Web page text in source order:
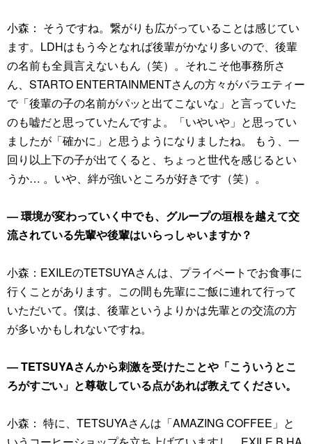
小森： そうですね。繋がりも広がっていることは感じてい
ます。LDHはもう今となれば後輩がかなり多いので、後輩
の名前も全員言えないもん（笑）。それこそ他事務所さ
ん、STARTO ENTERTAINMENTさんの方々がバラエティー
で「後輩の子の名前がパッと出てこないな」と言っていた
のも嘘だと思っていたんですよ。「いやいや」と思ってい
ましたが「確かに」と思うようになりましたね。 もう、一
回り以上下の子が出てくると、ちょっと世代を感じるとい
うか… 。いや、絆が強いところが好きです（笑）。
― 環境が変わっていく中でも、グループの垣根を越えて交
流されている先輩や後輩はいらっしゃいますか？
小森：EXILEのTETSUYAさんは、プライベートでお食事に
行くことがあります。この間も先輩にご飯に連れて行って
いただいて。僕は、後輩というよりかは先輩との交流の方
が多いかもしれないですね。
― TETSUYAさんから刺激を受けたことや「こういうとこ
ろがすごい」と尊敬している点があれば教えてください。
小森： 特に、TETSUYAさんは「AMAZING COFFEE」と